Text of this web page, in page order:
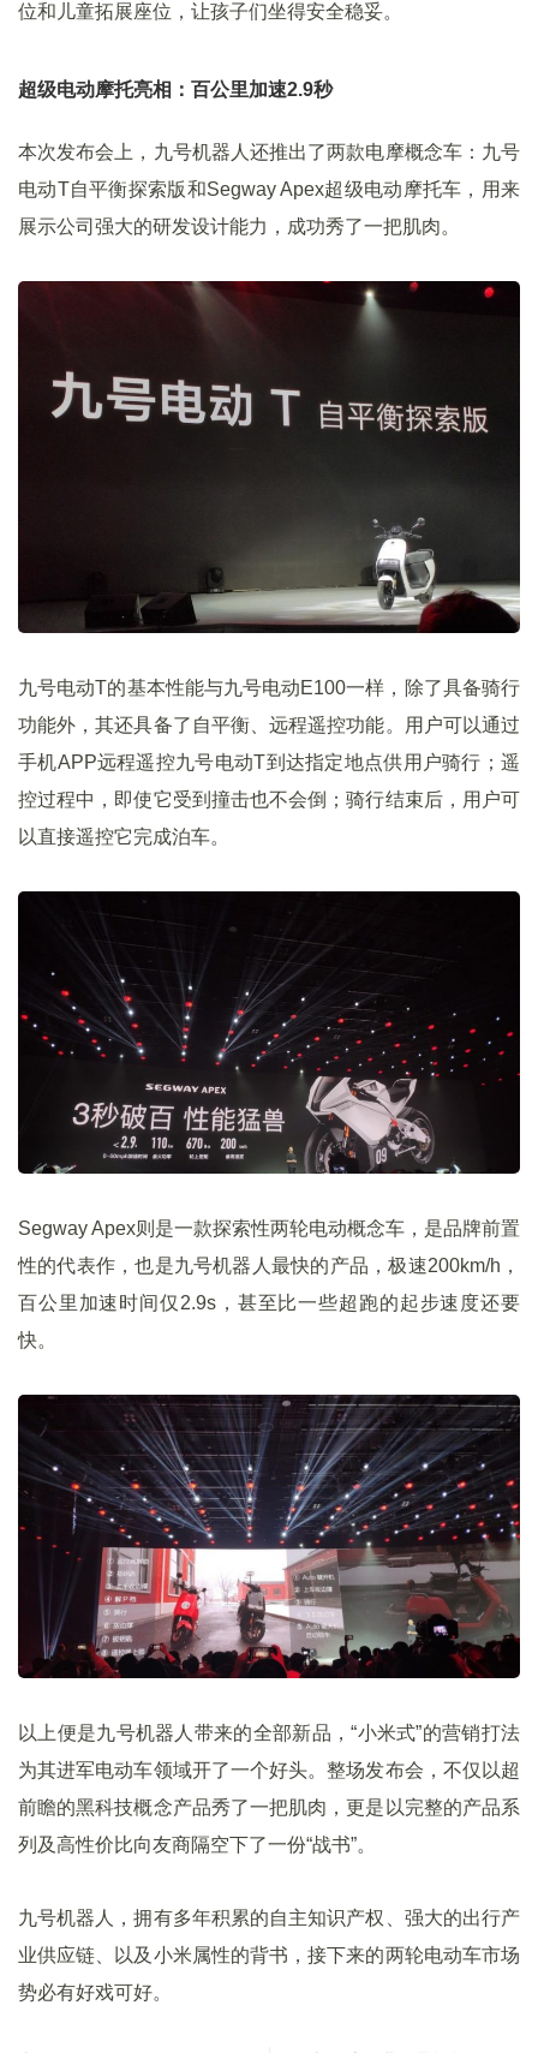
位和儿童拓展座位，让孩子们坐得安全稳妥。
超级电动摩托亮相：百公里加速2.9秒
本次发布会上，九号机器人还推出了两款电摩概念车：九号
电动T自平衡探索版和Segway Apex超级电动摩托车，用来
展示公司强大的研发设计能力，成功秀了一把肌肉。
九号电动T的基本性能与九号电动E100一样，除了具备骑行
功能外，其还具备了自平衡、远程遥控功能。用户可以通过
手机APP远程遥控九号电动T到达指定地点供用户骑行；遥
控过程中，即使它受到撞击也不会倒；骑行结束后，用户可
以直接遥控它完成泊车。
Segway Apex则是一款探索性两轮电动概念车，是品牌前置
性的代表作，也是九号机器人最快的产品，极速200km/h，
百公里加速时间仅2.9s，甚至比一些超跑的起步速度还要
快。
以上便是九号机器人带来的全部新品，“小米式”的营销打法
为其进军电动车领域开了一个好头。整场发布会，不仅以超
前瞻的黑科技概念产品秀了一把肌肉，更是以完整的产品系
列及高性价比向友商隔空下了一份“战书”。
九号机器人，拥有多年积累的自主知识产权、强大的出行产
业供应链、以及小米属性的背书，接下来的两轮电动车市场
势必有好戏可好。